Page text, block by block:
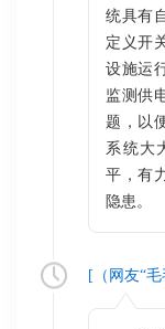
统具有
定义开
设施运
监测供
题，以
系统大
平，有
隐患。
[（ 网友“